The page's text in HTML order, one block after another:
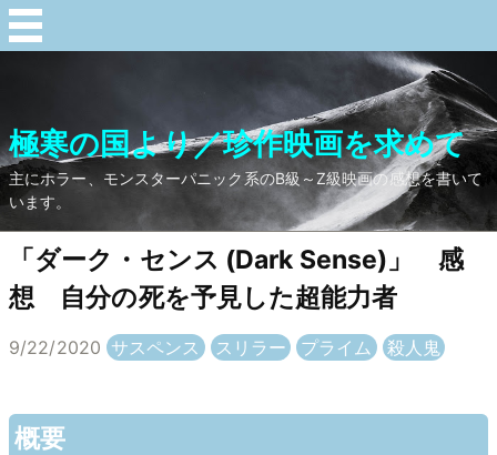
極寒の国より／珍作映画を求めて
主にホラー、モンスターパニック系のB級～Z級映画の感想を書いて
います。
「ダーク・センス (Dark Sense)」 感
想 自分の死を予見した超能力者
9/22/2020 サスペンス スリラー プライム 殺人鬼
概要